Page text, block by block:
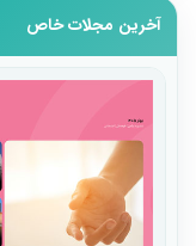
آخرین مجلات خاص